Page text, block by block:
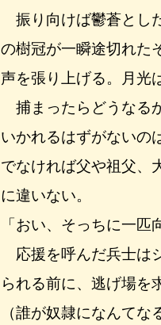
振り向けば鬱蒼とし
の樹冠が一瞬途切れた
声を張り上げる。月光
捕まったらどうなる
いかれるはずがないの
でなければ父や祖父、
に違いない。
「おい、そっちに一
応援を呼んだ兵士は
られる前に、逃げ場を
（誰が奴隷になんてな